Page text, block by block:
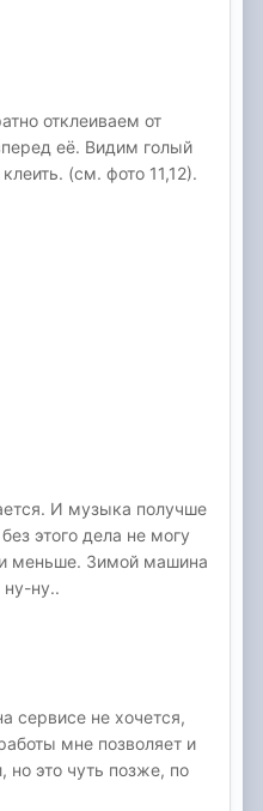
отклеиваем от
её. Видим голый
(см. фото 11,12).
И музыка получше
этого дела не могу
меньше. Зимой машина
ну..
сервисе не хочется,
мне позволяет и
это чуть позже, по